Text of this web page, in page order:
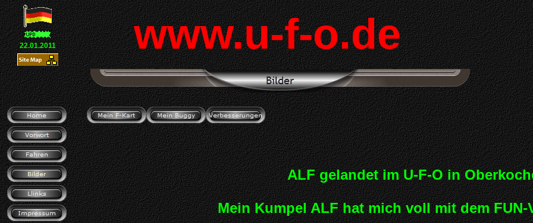
22.01.2011 www.u-f-o.de
ALF gelandet im U-F-O in
Mein Kumpel ALF hat mich voll mit dem